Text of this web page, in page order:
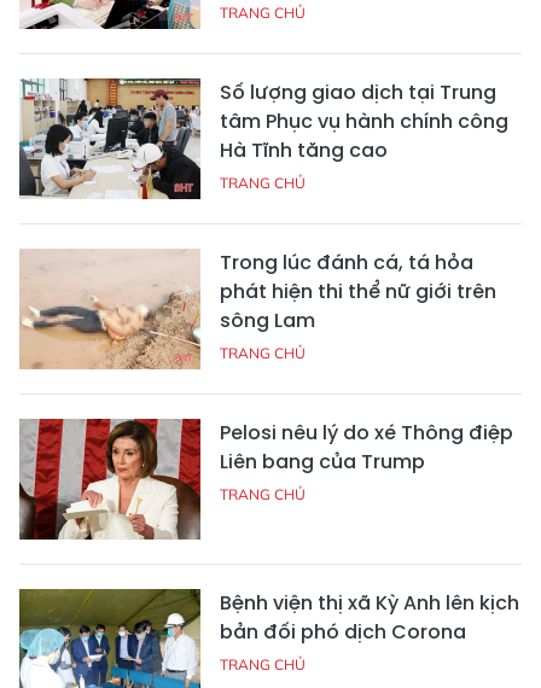
TRANG CHỦ
Số lượng giao dịch tại Trung
tâm Phục vụ hành chính công
Hà Tĩnh tăng cao
TRANG CHỦ
Trong lúc đánh cá, tá hỏa
phát hiện thi thể nữ giới trên
sông Lam
TRANG CHỦ
Pelosi nêu lý do xé Thông điệp
Liên bang của Trump
TRANG CHỦ
Bệnh viện thị xã Kỳ Anh lên kịch
bản đối phó dịch Corona
TRANG CHỦ